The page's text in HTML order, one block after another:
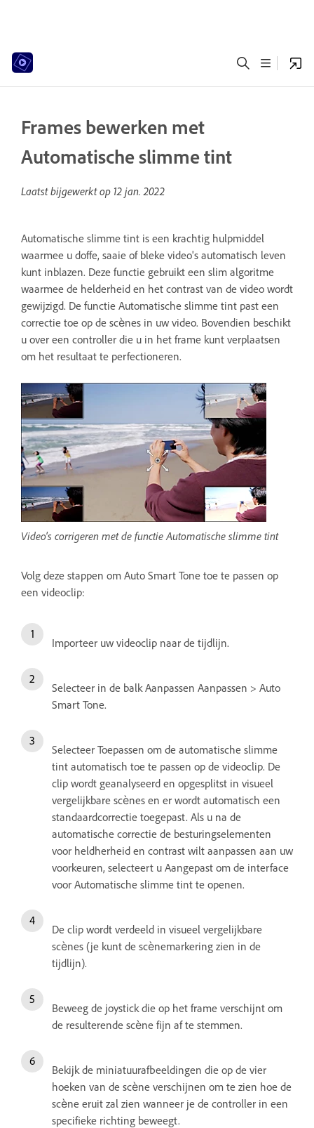
Frames bewerken met
Automatische slimme tint
Laatst bijgewerkt op 12 jan. 2022
Automatische slimme tint is een krachtig hulpmiddel
waarmee u doffe, saaie of bleke video's automatisch leven
kunt inblazen. Deze functie gebruikt een slim algoritme
waarmee de helderheid en het contrast van de video wordt
gewijzigd. De functie Automatische slimme tint past een
correctie toe op de scènes in uw video. Bovendien beschikt
u over een controller die u in het frame kunt verplaatsen
om het resultaat te perfectioneren.
Video's corrigeren met de functie Automatische slimme tint
Volg deze stappen om Auto Smart Tone toe te passen op
een videoclip:
Importeer uw videoclip naar de tijdlijn.
Selecteer in de balk Aanpassen Aanpassen > Auto
Smart Tone.
Selecteer Toepassen om de automatische slimme
tint automatisch toe te passen op de videoclip. De
clip wordt geanalyseerd en opgesplitst in visueel
vergelijkbare scènes en er wordt automatisch een
standaardcorrectie toegepast. Als u na de
automatische correctie de besturingselementen
voor heldherheid en contrast wilt aanpassen aan uw
voorkeuren, selecteert u Aangepast om de interface
voor Automatische slimme tint te openen.
De clip wordt verdeeld in visueel vergelijkbare
scènes (je kunt de scènemarkering zien in de
tijdlijn).
Beweeg de joystick die op het frame verschijnt om
de resulterende scène fijn af te stemmen.
Bekijk de miniatuurafbeeldingen die op de vier
hoeken van de scène verschijnen om te zien hoe de
scène eruit zal zien wanneer je de controller in een
specifieke richting beweegt.